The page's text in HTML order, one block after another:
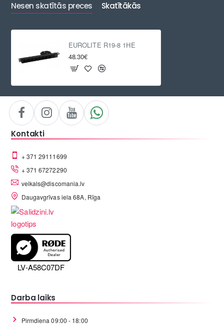
Nesen skatītās preces Skatītākās
EUROLITE R19-8 1HE
48.30€
Kontakti
+ 371 29111699
+ 371 67272290
veikals@discomania.lv
Daugavgrīvas iela 68A, Rīga
LV-A58C07DF
Darba laiks
Pirmdiena 09:00 - 18:00